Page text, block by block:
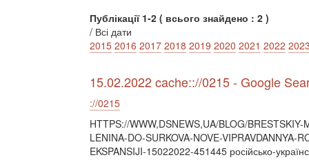
Публікації 1-2 ( всього знайдено : 2 )
/ Всі дати
2015 2016 2017 2018 2019 2020 2021 2022
15.02.2022 cache:://0215 - Google
://0215
HTTPS://WWW,DSNEWS,UA/BLOG/BRESTSKIY-
LENINA-DO-SURKOVA-NOVE-VIPRAVDANNYA-
EKSPANSIJI-15022022-451445 російсько-